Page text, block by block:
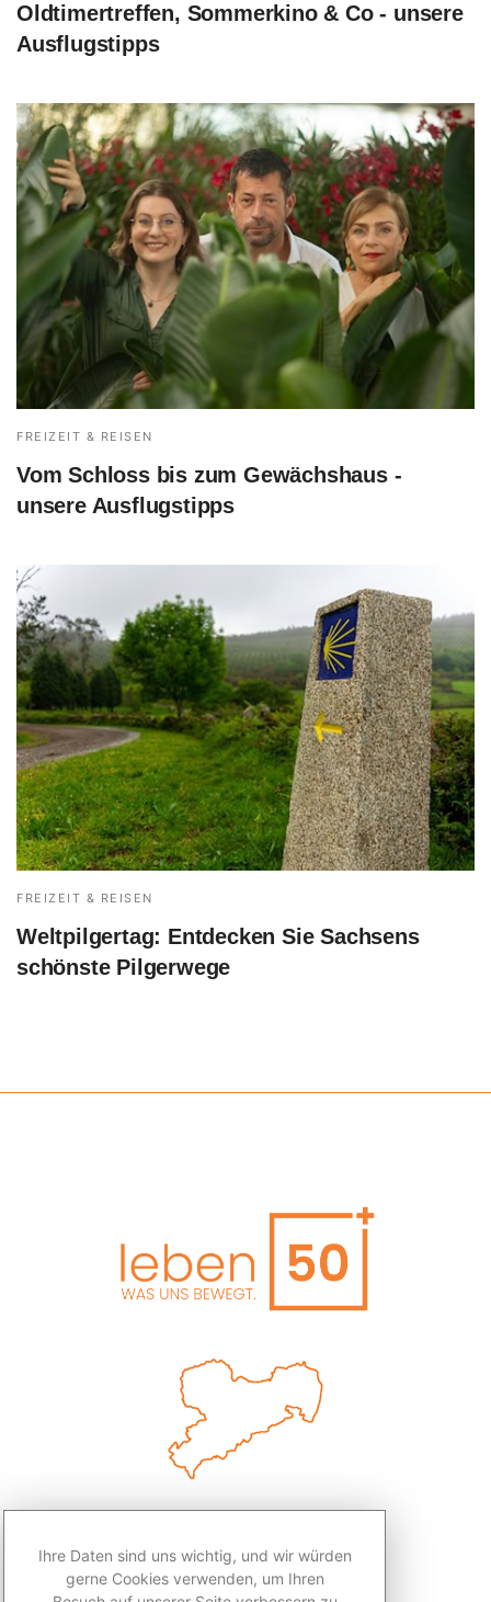
Oldtimertreffen, Sommerkino & Co - unsere
Ausflugstipps
FREIZEIT & REISEN
Vom Schloss bis zum Gewächshaus -
unsere Ausflugstipps
FREIZEIT & REISEN
Weltpilgertag: Entdecken Sie Sachsens
schönste Pilgerwege
Ihre Daten sind uns wichtig, und wir würden
gerne Cookies verwenden, um Ihren